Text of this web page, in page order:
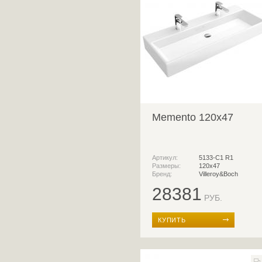
Memento 120x47
Артикул:
5133-C1 R1
Размеры:
120x47
Бренд:
Villeroy&Boch
28381 РУБ.
КУПИТЬ